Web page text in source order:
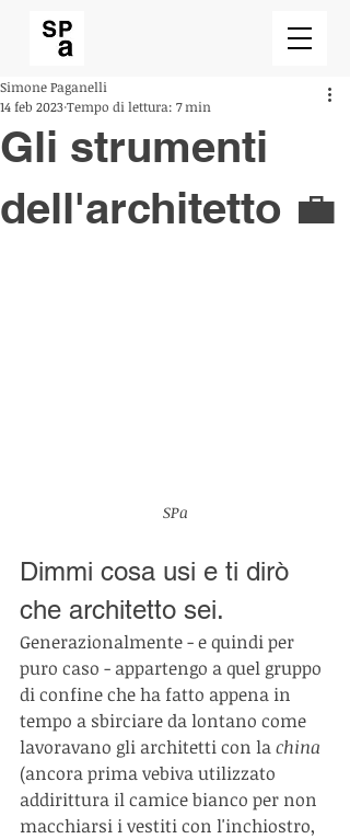
Gli strumenti
dell'architetto 💼
Simone Paganelli
14 feb 2023Tempo di lettura: 7 min
SPa
Dimmi cosa usi e ti dirò
che architetto sei.
Generazionalmente - e quindi per
puro caso - appartengo a quel gruppo
di confine che ha fatto appena in
tempo a sbirciare da lontano come
lavoravano gli architetti con la china
(ancora prima vebiva utilizzato
addirittura il camice bianco per non
macchiarsi i vestiti con l'inchiostro,